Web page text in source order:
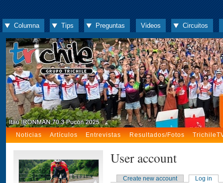
Columna Tips Preguntas Videos Circuitos
Noticias Artículos Entrevistas Resultados/Fotos
User account
Create new account Log in